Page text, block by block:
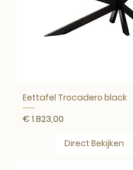
Eettafel Trocadero black
Prijs
€ 1.823,00
Direct Bekijken